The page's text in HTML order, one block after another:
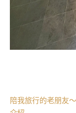
陪我旅行的老朋友